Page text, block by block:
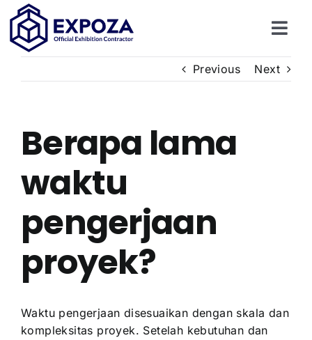
Skip
content
Kontak
Previous Next
Berapa lama
waktu
pengerjaan
proyek?
Waktu pengerjaan disesuaikan dengan skala dan
kompleksitas proyek. Setelah kebutuhan dan